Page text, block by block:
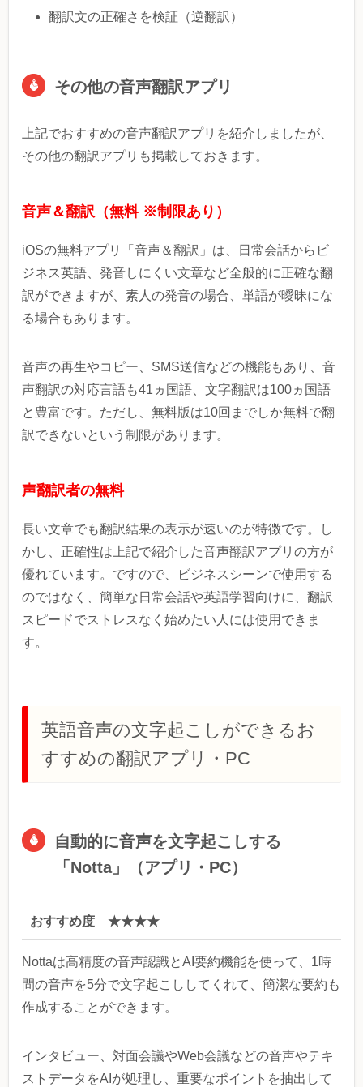
翻訳文の正確さを検証（逆翻訳）
その他の音声翻訳アプリ
上記でおすすめの音声翻訳アプリを紹介しましたが、
その他の翻訳アプリも掲載しておきます。
音声＆翻訳（無料 ※制限あり）
iOSの無料アプリ「音声＆翻訳」は、日常会話からビ
ジネス英語、発音しにくい文章など全般的に正確な翻
訳ができますが、素人の発音の場合、単語が曖昧にな
る場合もあります。
音声の再生やコピー、SMS送信などの機能もあり、音
声翻訳の対応言語も41ヵ国語、文字翻訳は100ヵ国語
と豊富です。ただし、無料版は10回までしか無料で翻
訳できないという制限があります。
声翻訳者の無料
長い文章でも翻訳結果の表示が速いのが特徴です。し
かし、正確性は上記で紹介した音声翻訳アプリの方が
優れています。ですので、ビジネスシーンで使用する
のではなく、簡単な日常会話や英語学習向けに、翻訳
スピードでストレスなく始めたい人には使用できま
す。
英語音声の文字起こしができるお
すすめの翻訳アプリ・PC
自動的に音声を文字起こしする
「Notta」（アプリ・PC）
おすすめ度 ★★★★
Nottaは高精度の音声認識とAI要約機能を使って、1時
間の音声を5分で文字起こししてくれて、簡潔な要約も
作成することができます。
インタビュー、対面会議やWeb会議などの音声やテキ
ストデータをAIが処理し、重要なポイントを抽出して